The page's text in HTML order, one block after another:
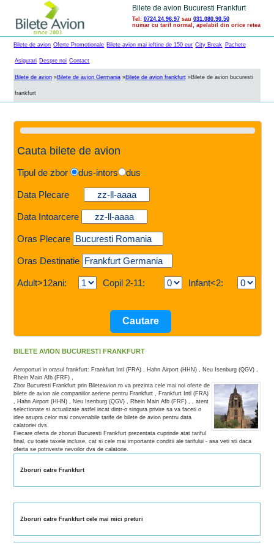
Bilete de avion Bucuresti Frankfurt
Tel: 0724.24.96.97sau 031.080.90.50
numar cu tarif normal, apelabil din orice retea
Bilete de avion Oferte Promotionale Bilete avion mai ieftine de 150 eur City Break Pachete
Asigurari Despre noi Contact
Bilete de avion»Bilete de avion Germania»Bilete de avion frankfurt»Bilete de avion bucuresti
frankfurt
Cauta bilete de avion
Tipul de zbor dus-intors dus
Data Plecare
Data Intoarcere
Oras Plecare
Oras Destinatie
Adult>12ani: Copil 2-11: Infant<2:
BILETE AVION BUCURESTI FRANKFURT
Aeroporturi in orasul frankfurt: Frankfurt Intl (FRA) , Hahn Airport (HHN) , Neu Isenburg (QGV) ,
Rhein Main Afb (FRF) ,
Zbor Bucuresti Frankfurt prin Bileteavion.ro va prezinta cele mai noi oferte de
bilete de avion ale companiilor aeriene pentru Frankfurt , Frankfurt Intl (FRA)
, Hahn Airport (HHN) , Neu Isenburg (QGV) , Rhein Main Afb (FRF) , , atent
selectionate si actualizate astfel incat dintr-o singura privire sa va faceti o
idee asupra celor mai convenabile tarife de bilete de avion pentru data
calatoriei dvs.
Fiecare oferta de zboruri Bucuresti Frankfurt prezentata cuprinde atat tariful
final, cu toate taxele incluse, cat si cele mai importante conditii ale tarifului - asa veti sti daca
oferta se potriveste nevoilor dvs de calatorie.
Zboruri catre Frankfurt
Zboruri catre Frankfurt cele mai mici preturi